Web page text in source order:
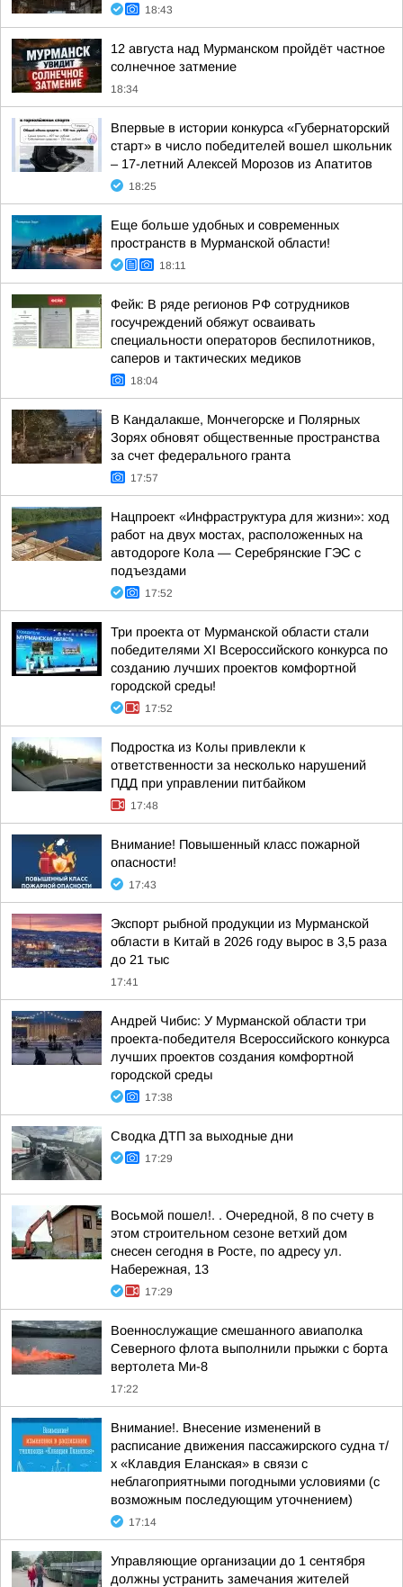
18:43
12 августа над Мурманском пройдёт частное
солнечное затмение
18:34
Впервые в истории конкурса «Губернаторский
старт» в число победителей вошел школьник
– 17-летний Алексей Морозов из Апатитов
18:25
Еще больше удобных и современных
пространств в Мурманской области!
18:11
Фейк: В ряде регионов РФ сотрудников
госучреждений обяжут осваивать
специальности операторов беспилотников,
саперов и тактических медиков
18:04
В Кандалакше, Мончегорске и Полярных
Зорях обновят общественные пространства
за счет федерального гранта
17:57
Нацпроект «Инфраструктура для жизни»: ход
работ на двух мостах, расположенных на
автодороге Кола — Серебрянские ГЭС с
подъездами
17:52
Три проекта от Мурманской области стали
победителями XI Всероссийского конкурса по
созданию лучших проектов комфортной
городской среды!
17:52
Подростка из Колы привлекли к
ответственности за несколько нарушений
ПДД при управлении питбайком
17:48
Внимание! Повышенный класс пожарной
опасности!
17:43
Экспорт рыбной продукции из Мурманской
области в Китай в 2026 году вырос в 3,5 раза
до 21 тыс
17:41
Андрей Чибис: У Мурманской области три
проекта-победителя Всероссийского конкурса
лучших проектов создания комфортной
городской среды
17:38
Сводка ДТП за выходные дни
17:29
Восьмой пошел!. . Очередной, 8 по счету в
этом строительном сезоне ветхий дом
снесен сегодня в Росте, по адресу ул.
Набережная, 13
17:29
Военнослужащие смешанного авиаполка
Северного флота выполнили прыжки с борта
вертолета Ми-8
17:22
Внимание!. Внесение изменений в
расписание движения пассажирского судна т/
х «Клавдия Еланская» в связи с
неблагоприятными погодными условиями (с
возможным последующим уточнением)
17:14
Управляющие организации до 1 сентября
должны устранить замечания жителей